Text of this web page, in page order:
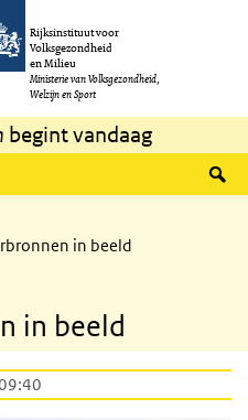
Rijksinstituut voor
Volksgezondheid
en Milieu
Ministerie van Volksgezondheid,
Welzijn en Sport
begint vandaag
in beeld
in beeld